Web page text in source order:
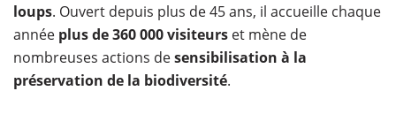
loups. Ouvert depuis plus de 45 ans, il accueille chaque
année plus de 360 000 visiteurs et mène de
nombreuses actions desensibilisation à la
préservation de la biodiversité.